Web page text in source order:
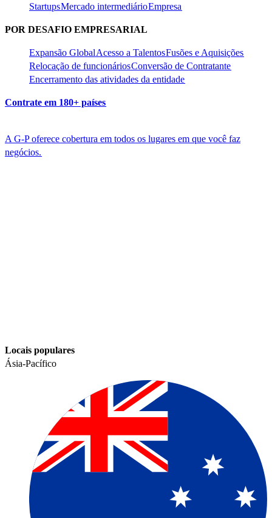
Startups​​Mercado intermediário​​Empresa​​
POR DESAFIO EMPRESARIAL​​
Expansão Global​​Acesso a Talentos​​Fusões e Aquisições​​
Relocação de funcionários​​Conversão de Contratante​​
Encerramento das atividades da entidade​​
Contrate em 180+ países​​
A G-P oferece cobertura em todos os lugares em que você faz
negócios.​​
Locais populares​​
Ásia-Pacífico​​